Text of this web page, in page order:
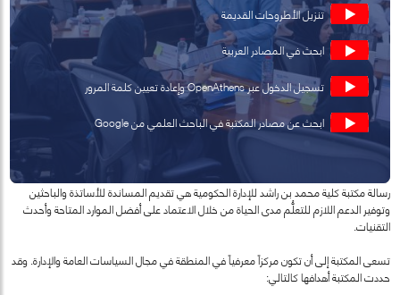
تنزيل الأطروحات القديمة
ابحث في المصادر العربية
تسجيل الدخول عبر OpenAthens وإعادة تعيين كلمة المرور
ابحث عن مصادر المكتبة في الباحث العلمي من Google
استمارة قياس الرضا:انقر هنالتعبئة استمارة
قياس رضاكم
رسالة مكتبة كلية محمد بن راشد للإدارة الحكومية هي تقديم المساندة للأساتذة والباحثين
وتوفير الدعم اللازم للتعلُّم مدى الحياة من خلال الاعتماد على أفضل الموارد المتاحة وأحدث
التقنيات.
تسعى المكتبة إلى أن تكون مركزاً معرفياً في المنطقة في مجال السياسات العامة والإدارة. وقد
حددت المكتبة أهدافها كالتالي: